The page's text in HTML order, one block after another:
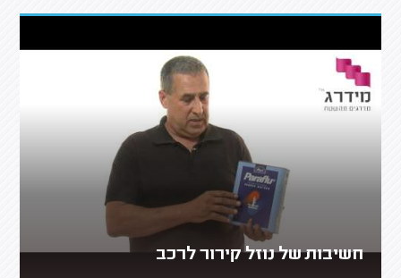
חשיבות של נוזל קירור לרכב